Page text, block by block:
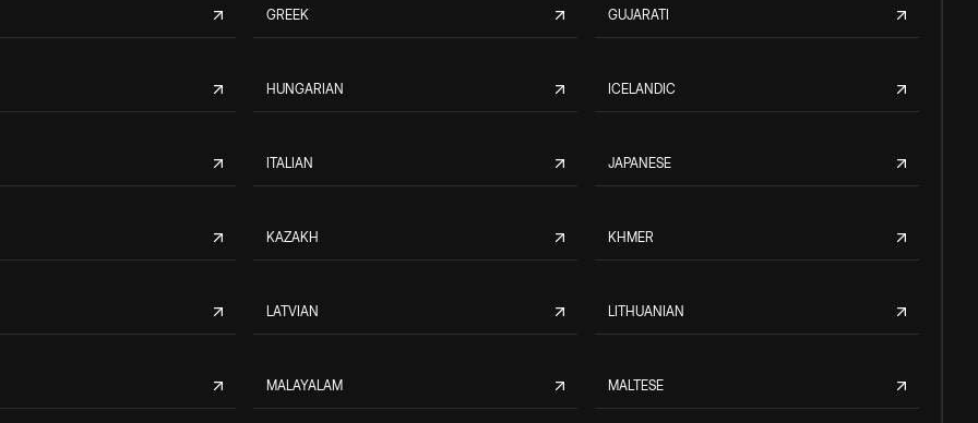
GREEK GUJARATI
HUNGARIAN ICELANDIC
ITALIAN JAPANESE
KAZAKH KHMER
LATVIAN LITHUANIAN
MALAYALAM MALTESE